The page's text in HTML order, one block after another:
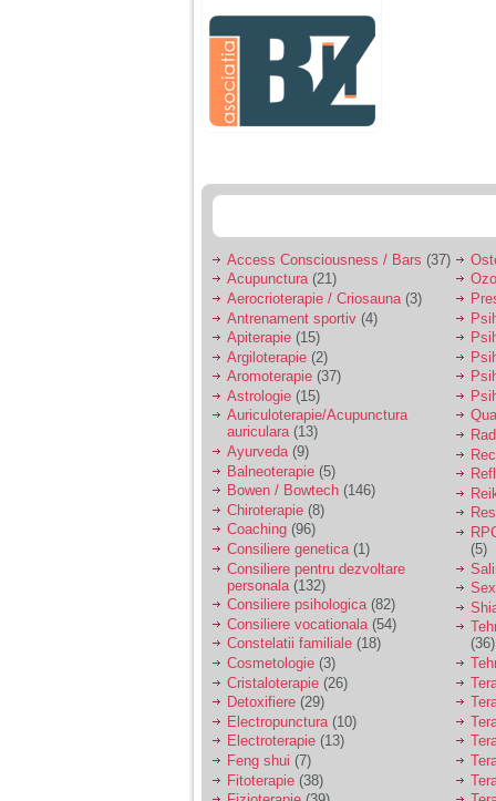
agresiva, orice
greseala era taxata cu
o palma sau pedepse.
De 4 ani am o relatie
serioasa cu un barbat
sa se manifeste o
Ma aflu aici pentru ca
vreau sa stiu daca am
nevoie de un psiholog
sau psihiatru.
Sunt casatorita, am
31 de ani si un copil in
varsta de 2 ani care
mi-e lumina ochilor.
De ceva timp simt ca
mi s-a adunat
oboseala, o oboseala
cronica de care nu pot
scapa si simt ca din
cauza ei nu pot
controla nervii si
cateodata are copilul
de suferit.
Am o bariera peste
care nu pot trece:
prietena mea a ramas
insarcinata cu o fata.
Am fost de comun
acord sa facem un
copil, cu gandul ca e
baiat.
Access Consciousness / Bars (37)
Acupunctura(21)
Aerocrioterapie / Criosauna (3)
Antrenament sportiv (4)
Apiterapie (15)
Argiloterapie (2)
Aromoterapie (37)
Astrologie (15)
Auriculoterapie/Acupunctura
auriculara(13)
Ayurveda(9)
Balneoterapie (5)
Bowen / Bowtech (146)
Chiroterapie (8)
Coaching (96)
Consiliere genetica(1)
Consiliere pentru dezvoltare
personala (132)
Consiliere psihologica(82)
Consiliere vocationala (54)
Constelatii familiale (18)
Cosmetologie (3)
Cristaloterapie (26)
Detoxifiere (29)
Electropunctura (10)
Electroterapie (13)
Feng shui (7)
Fitoterapie (38)
(5)
(36)